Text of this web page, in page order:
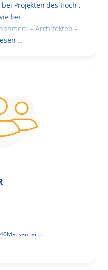
Projekten des Hoch-,
bei
– Architekten –
…
Meckenheim